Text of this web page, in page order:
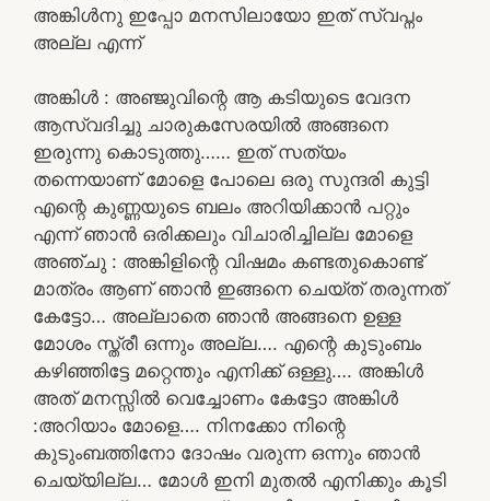
അങ്കിൾനു ഇപ്പോ മനസിലായോ ഇത് സ്വപ്നം
അല്ല എന്ന്
അങ്കിൾ : അഞ്ജുവിന്റെ ആ കടിയുടെ വേദന
ആസ്വദിച്ചു ചാരുകസേരയിൽ അങ്ങനെ
ഇരുന്നു കൊടുത്തു…… ഇത് സത്യം
തന്നെയാണ് മോളെ പോലെ ഒരു സുന്ദരി കുട്ടി
എന്റെ കുണ്ണയുടെ ബലം അറിയിക്കാൻ പറ്റും
എന്ന് ഞാൻ ഒരിക്കലും വിചാരിച്ചില്ല മോളെ
അഞ്ചു : അങ്കിളിന്റെ വിഷമം കണ്ടതുകൊണ്ട്
മാത്രം ആണ് ഞാൻ ഇങ്ങനെ ചെയ്ത് തരുന്നത്
കേട്ടോ… അല്ലാതെ ഞാൻ അങ്ങനെ ഉള്ള
മോശം സ്ത്രീ ഒന്നും അല്ല…. എന്റെ കുടുംബം
കഴിഞ്ഞിട്ടേ മറ്റെന്തും എനിക്ക് ഒള്ളു…. അങ്കിൾ
അത് മനസ്സിൽ വെച്ചോണം കേട്ടോ അങ്കിൾ
:അറിയാം മോളെ…. നിനക്കോ നിന്റെ
കുടുംബത്തിനോ ദോഷം വരുന്ന ഒന്നും ഞാൻ
ചെയ്യില്ല… മോൾ ഇനി മുതൽ എനിക്കും കൂടി